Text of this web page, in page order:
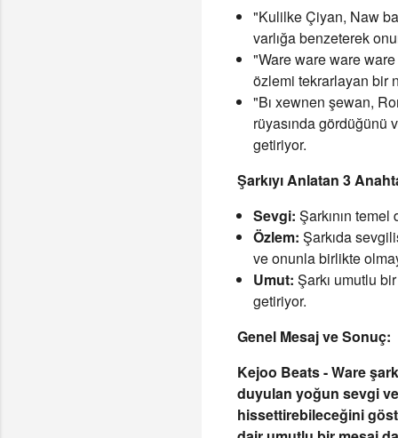
"Kulilke Çiyan, Naw
varlığa benzeterek
"Ware ware ware
özlemi tekrarlayan bir
"Bı xewnen şewan,
rüyasında gördüğünü
getiriyor.
Şarkıyı Anlatan 3
Sevgi: Şarkının
Özlem: Şarkıda
ve onunla birlikte
Umut: Şarkı umutlu
getiriyor.
Genel Mesaj ve Sonuç:
Kejoo Beats - Ware
duyulan yoğun sevgi
hissettirebileceğini